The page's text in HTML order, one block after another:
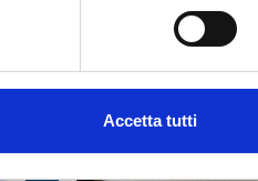
Accetta tutti
Expires on